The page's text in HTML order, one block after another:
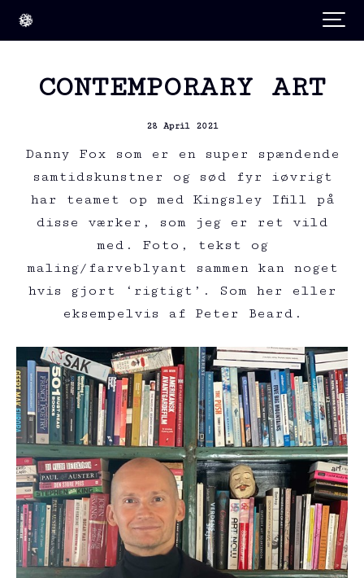
CONTEMPORARY ART
28 April 2021
Danny Fox som er en super spændende
samtidskunstner og sød fyr iøvrigt
har teamet op med Kingsley Ifill på
disse værker, som jeg er ret vild
med. Foto, tekst og
maling/farveblyant sammen kan noget
hvis gjort ‘rigtigt’. Som her eller
eksempelvis af Peter Beard.